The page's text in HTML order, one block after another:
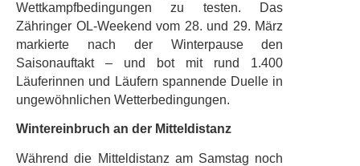
Wettkampfbedingungen zu testen. Das
Zähringer OL-Weekend vom 28. und 29. März
markierte nach der Winterpause den
Saisonauftakt – und bot mit rund 1.400
Läuferinnen und Läufern spannende Duelle in
ungewöhnlichen Wetterbedingungen.
Wintereinbruch an der Mitteldistanz
Während die Mitteldistanz am Samstag noch